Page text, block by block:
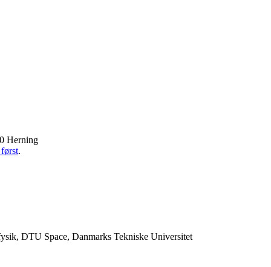
Herning
.
DTU Space, Danmarks Tekniske Universitet